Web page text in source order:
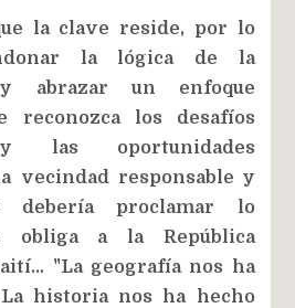
la clave reside, por lo
la lógica de la
y abrazar un enfoque
reconozca los desafíos
las oportunidades
vecindad responsable y
debería proclamar lo
obliga a la República
"La geografía nos ha
historia nos ha hecho